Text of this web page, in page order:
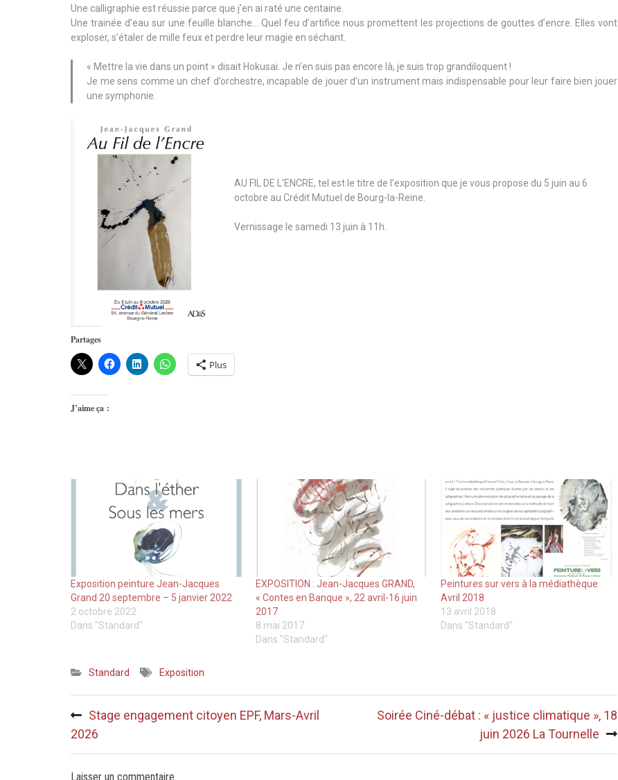
Une calligraphie est réussie parce que j’en ai raté une centaine.
Une trainée d’eau sur une feuille blanche… Quel feu d’artifice nous promettent les projections de gouttes d’encre. Elles vont
exploser, s’étaler de mille feux et perdre leur magie en séchant.
« Mettre la vie dans un point » disait Hokusai. Je n’en suis pas encore là, je suis trop grandiloquent !
Je me sens comme un chef d’orchestre, incapable de jouer d’un instrument mais indispensable pour leur faire bien jouer
une symphonie.
AU FIL DE L’ENCRE, tel est le titre de l’exposition que je vous propose du 5 juin au 6
octobre au Crédit Mutuel de Bourg-la-Reine.
Vernissage le samedi 13 juin à 11h.
Partages
Plus
J’aime ça :
Exposition peinture Jean-Jacques
Grand 20 septembre – 5 janvier 2022
2 octobre 2022
Dans "Standard"
EXPOSITION : Jean-Jacques GRAND,
« Contes en Banque », 22 avril-16 juin
2017
8 mai 2017
Dans "Standard"
Peintures sur vers à la médiathèque
Avril 2018
13 avril 2018
Dans "Standard"
Standard Exposition
de
Stage engagement citoyen EPF, Mars-Avril
2026
Soirée Ciné-débat : « justice climatique », 18
juin 2026 La Tournelle
Laisser un commentaire